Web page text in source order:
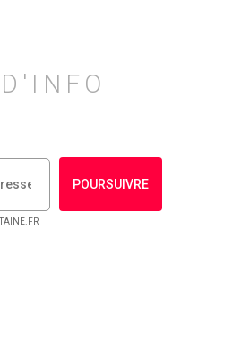
POURSUIVRE